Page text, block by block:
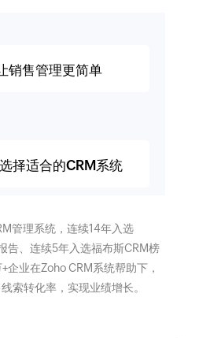
销售管理更简单
择适合的CRM系统
管理系统，连续14年入选
告、连续5年入选福布斯CRM榜
业在Zoho CRM系统帮助下，
索转化率，实现业绩增长。